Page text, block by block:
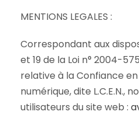
MENTIONS LEGALES :
Correspondant aux
et 19 de la Loi n° 2004-
relative à la Confiance
numérique, dite L.C.E.N.,
utilisateurs du site web :